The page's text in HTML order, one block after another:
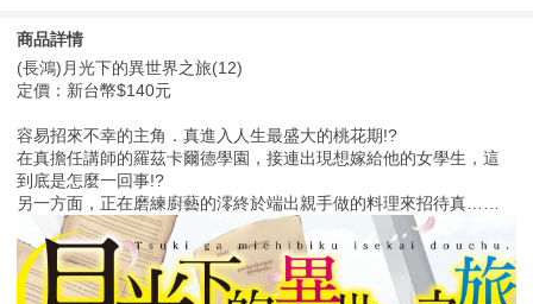
商品詳情
(長鴻)月光下的異世界之旅(12)
定價：新台幣$140元
容易招來不幸的主角．真進入人生最盛大的桃花期!?
在真擔任講師的羅茲卡爾德學園，接連出現想嫁給他的女學生，這
到底是怎麼一回事!?
另一方面，正在磨練廚藝的澪終於端出親手做的料理來招待真……